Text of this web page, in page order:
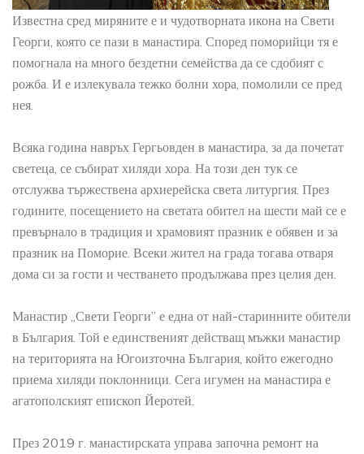
Известна сред миряните е и чудотворната икона на Свети
Георги, която се пази в манастира. Според поморийци тя е
помогнала на много бездетни семейства да се сдобият с
рожба. И е излекувала тежко болни хора, помолили се пред
нея.
Всяка година навръх Гергьовден в манастира, за да почетат
светеца, се събират хиляди хора. На този ден тук се
отслужва тържествена архиерейска света литургия. През
годините, посещението на светата обител на шести май се е
превърнало в традиция и храмовият празник е обявен и за
празник на Поморие. Всеки жител на града тогава отваря
дома си за гости и честването продължава през целия ден.
Манастир „Свети Георги” е една от най-старинните обители
в България. Той е единственият действащ мъжки манастир
на територията на Югоизточна България, който ежегодно
приема хиляди поклонници. Сега игумен на манастира е
агатополският епископ Йеротей.
През 2019 г. манастирската управа започна ремонт на